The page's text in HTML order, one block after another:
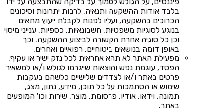
בלבד אודות ההשקעה ותנאיה, לרבות יתרונות וסיכונים
הכרוכים בהשקעה, ועליו לפנות לקבלת ייעוץ מתאים
בנוגע לסוגיות משפטיות, חשבונאיות, כספיות, ענייני מיסוי
וכן כל סוגיה אחרת הקשורה לביצוע ההשקעה. וכך
באופן דומה בנושאים ביטוחיים, רפואיים ואחרים.
מפעילת האתר לא תהא אחראית לכל נזק ישיר או עקיף,
הפסד, עוגמת נפש והוצאות שייגרמו לגולש ו/או למשאיר
פרטים באתר ו/או לצדדים שלישיים כלשהם בעקבות
שימוש או הסתמכות על כל תוכן, מידע, נתון, מצג,
תמונה, וידאו, אודיו, פרסומת, מוצר, שירות וכו' המופעים
באתר.